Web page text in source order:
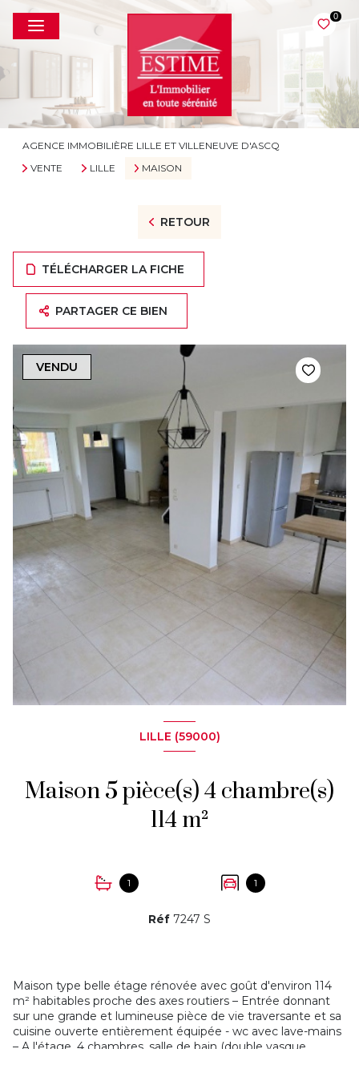
0
AGENCE IMMOBILIÈRE LILLE ET VILLENEUVE D'ASCQ
VENTE
LILLE MAISON
RETOUR
TÉLÉCHARGER LA FICHE
PARTAGER CE BIEN
VENDU
LILLE (59000)
Maison 5 pièce(s) 4 chambre(s)
114 m²
1 1
Réf 7247 S
Maison type belle étage rénovée avec goût d'environ 114
m² habitables proche des axes routiers – Entrée donnant
sur une grande et lumineuse pièce de vie traversante et sa
cuisine ouverte entièrement équipée - wc avec lave-mains
– A l'étage, 4 chambres, salle de bain (double vasque,